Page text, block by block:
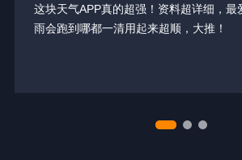
这块天气APP真的超强！资料超详细，最
雨会跑到哪都一清用起来超顺，大推！